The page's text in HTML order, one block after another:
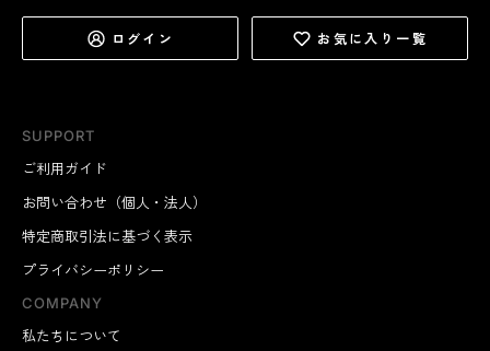
SUPPORT
ご利用ガイド
お問い合わせ（個人・法人）
特定商取引法に基づく表示
プライバシーポリシー
COMPANY
私たちについて
ログイン お気に入り一覧